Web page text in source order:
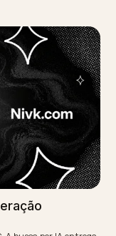
GEO expert and a
ecommerce
like ChatGPT,